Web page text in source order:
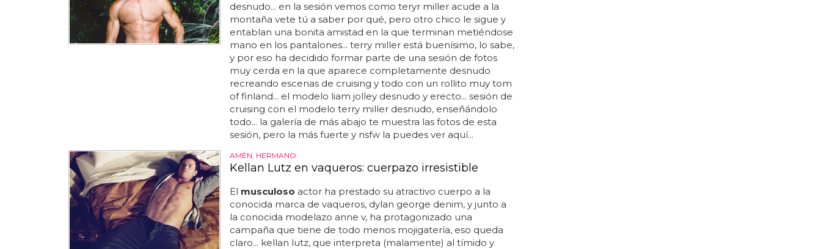
desnudo... en la sesión vemos como teryr miller acude a la
montaña vete tú a saber por qué, pero otro chico le sigue y
entablan una bonita amistad en la que terminan metiéndose
mano en los pantalones... terry miller está buenísimo, lo sabe,
y por eso ha decidido formar parte de una sesión de fotos
muy cerda en la que aparece completamente desnudo
recreando escenas de cruising y todo con un rollito muy tom
of finland... el modelo liam jolley desnudo y erecto... sesión de
cruising con el modelo terry miller desnudo, enseñándolo
todo... la galería de más abajo te muestra las fotos de esta
sesión, pero la más fuerte y nsfw la puedes ver aquí...
AMÉN, HERMANO.
Kellan Lutz en vaqueros: cuerpazo irresistible
El musculoso actor ha prestado su atractivo cuerpo a la
conocida marca de vaqueros, dylan george denim, y junto a
la conocida modelazo anne v, ha protagonizado una
campaña que tiene de todo menos mojigatería, eso queda
claro... kellan lutz, que interpreta (malamente) al tímido y